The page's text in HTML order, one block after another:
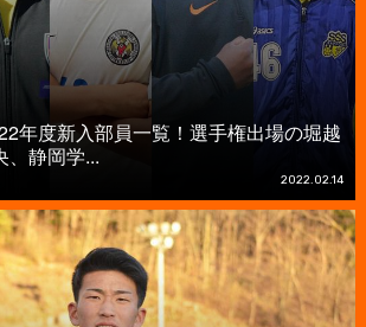
年度新入部員一覧！選手権出場の堀越
、静岡学...
2022.02.14